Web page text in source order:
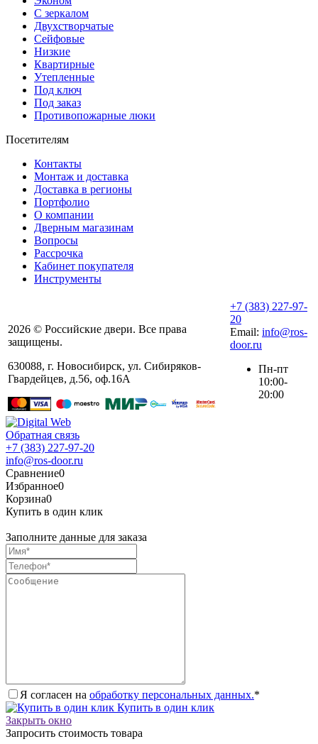
С зеркалом
Двухстворчатые
Сейфовые
Низкие
Квартирные
Утепленные
Под ключ
Под заказ
Противопожарные люки
Посетителям
Контакты
Монтаж и доставка
Доставка в регионы
Портфолио
О компании
Дверным магазинам
Вопросы
Рассрочка
Кабинет покупателя
Инструменты
2026 © Российские двери. Все права
защищены.
630088, г. Новосибирск, ул. ​Сибиряков-
Гвардейцев, д.56​, оф.16А
+7 (383) 227-97-
20
Email: info@ros-
door.ru
Пн-пт
10:00-
20:00
Обратная связь
+7 (383) 227-97-20
info@ros-door.ru
Сравнение0
Избранное0
Корзина0
Купить в один клик
Заполните данные для заказа
Я согласен на обработку персональных данных.*
Купить в один клик
Закрыть окно
Запросить стоимость товара